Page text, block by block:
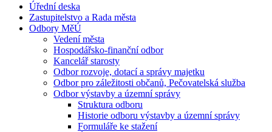
Úřední deska
Zastupitelstvo a Rada města
Odbory MěÚ
Vedení města
Hospodářsko-finanční odbor
Kancelář starosty
Odbor rozvoje, dotací a správy majetku
Odbor pro záležitosti občanů, Pečovatelská služba
Odbor výstavby a územní správy
Struktura odboru
Historie odboru výstavby a územní správy
Formuláře ke stažení